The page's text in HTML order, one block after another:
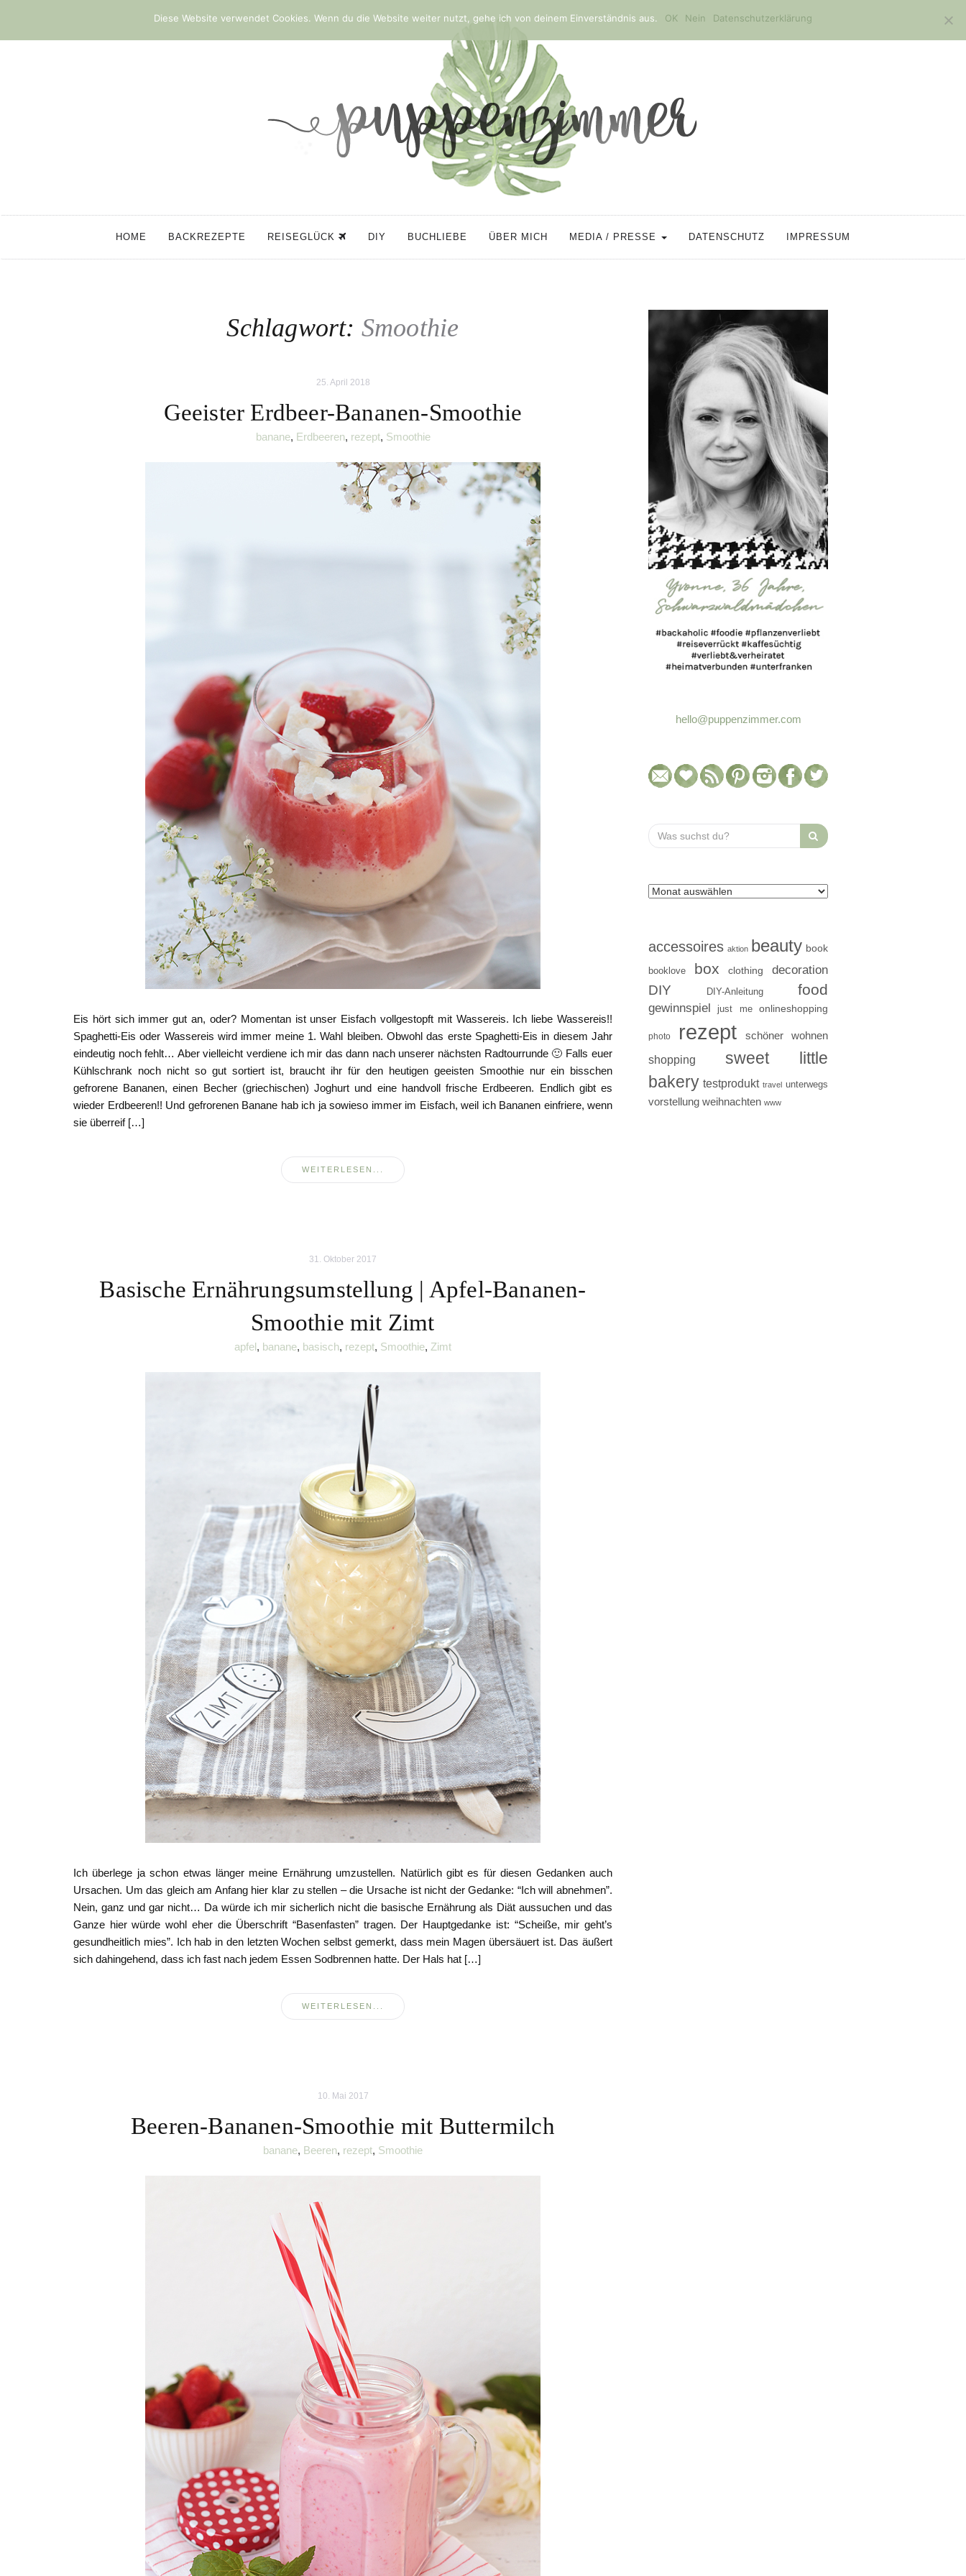
HOME BACKREZEPTE REISEGLÜCK DIY BUCHLIEBE ÜBER MICH MEDIA / PRESSE DATENSCHUTZ IMPRESSUM
Schlagwort: Smoothie
25. April 2018
Geeister Erdbeer-Bananen-Smoothie
banane, Erdbeeren, rezept, Smoothie
Eis hört sich immer gut an, oder? Momentan ist unser Eisfach vollgestopft mit Wassereis. Ich liebe Wassereis!!
Spaghetti-Eis oder Wassereis wird immer meine 1. Wahl bleiben. Obwohl das erste Spaghetti-Eis in diesem Jahr
eindeutig noch fehlt… Aber vielleicht verdiene ich mir das dann nach unserer nächsten Radtourrunde 🙂 Falls euer
Kühlschrank noch nicht so gut sortiert ist, braucht ihr für den heutigen geeisten Smoothie nur ein bisschen
gefrorene Bananen, einen Becher (griechischen) Joghurt und eine handvoll frische Erdbeeren. Endlich gibt es
wieder Erdbeeren!! Und gefrorenen Banane hab ich ja sowieso immer im Eisfach, weil ich Bananen einfriere, wenn
sie überreif […]
WEITERLESEN...
31. Oktober 2017
Basische Ernährungsumstellung | Apfel-Bananen-
Smoothie mit Zimt
apfel, banane, basisch, rezept, Smoothie, Zimt
Ich überlege ja schon etwas länger meine Ernährung umzustellen. Natürlich gibt es für diesen Gedanken auch
Ursachen. Um das gleich am Anfang hier klar zu stellen – die Ursache ist nicht der Gedanke: “Ich will abnehmen”.
Nein, ganz und gar nicht… Da würde ich mir sicherlich nicht die basische Ernährung als Diät aussuchen und das
Ganze hier würde wohl eher die Überschrift “Basenfasten” tragen. Der Hauptgedanke ist: “Scheiße, mir geht’s
gesundheitlich mies”. Ich hab in den letzten Wochen selbst gemerkt, dass mein Magen übersäuert ist. Das äußert
sich dahingehend, dass ich fast nach jedem Essen Sodbrennen hatte. Der Hals hat […]
WEITERLESEN...
10. Mai 2017
Beeren-Bananen-Smoothie mit Buttermilch
banane, Beeren, rezept, Smoothie
hello@puppenzimmer.com
Search
for:
accessoires aktion beauty book
booklove box clothing decoration
DIY DIY-Anleitung food
gewinnspiel just me onlineshopping
photo rezept schöner wohnen
shopping
sweet little
bakery testprodukt travel unterwegs
vorstellung weihnachten www
Diese Website verwendet Cookies. Wenn du die Website weiter nutzt, gehe ich von deinem Einverständnis aus. OK Nein Datenschutzerklärung